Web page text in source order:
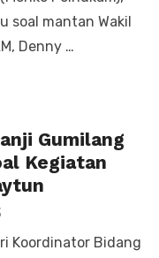
soal mantan Wakil
Denny …
Gumilang
Kegiatan
Koordinator Bidang